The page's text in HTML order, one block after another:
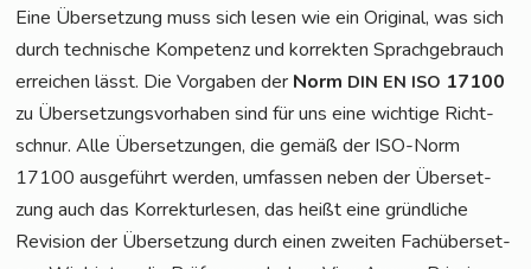
Eine Über­set­zung muss sich lesen wie ein Ori­gi­nal, was sich
durch tech­ni­sche Kom­pe­tenz und kor­rek­ten Sprach­ge­brauch
errei­chen lässt. Die Vor­ga­ben der Norm DIN EN ISO 17100
zu Über­set­zungs­vor­ha­ben sind für uns eine wich­ti­ge Richt­
schnur. Alle Über­set­zun­gen, die gemäß der ISO-Norm
17100 aus­ge­führt wer­den, umfas­sen neben der Über­set­
zung auch das Kor­rek­tur­le­sen, das heißt eine gründ­li­che
Revi­si­on der Über­set­zung durch einen zwei­ten Fach­über­set­